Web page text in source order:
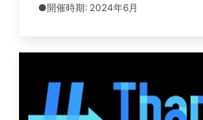
●開催時期: 2024年6月